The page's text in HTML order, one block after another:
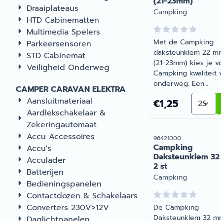
Draaiplateaus
HTD Cabinematten
Multimedia Spelers
Parkeersensoren
STD Cabinemat
Veiligheid Onderweg
CAMPER CARAVAN ELEKTRA
Aansluitmateriaal
Aardlekschakelaar &
Zekeringautomaat
Accu Accessoires
Accu's
Acculader
Batterijen
Bedieningspanelen
Contactdozen & Schakelaars
Converters 230V>12V
Merk:
Campking
Met de Campking
daksteunklem 22
(21-23mm) kies je
Campking kwaliteit
onderweg. Een
betrouwbare
onderweg en op de
camping. Barsema
camper-, caravan- en
campingonderdelen
deskundig advies.
Prijs: 1,25
€1,25 Aantal
Artikelnummer
96421000
Campking
Daksteunklem
2 st
Merk:
Campking
De Campking
Daksteunklem 32